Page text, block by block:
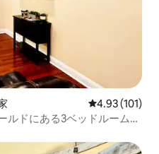
レビュー101
4.93 (101)
ルドにある3ベッドルームの